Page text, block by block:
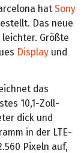
hat Sony
Das neue
Größte
Display und
das
10,1-Zoll-
dick und
in der LTE-
Pixeln auf,